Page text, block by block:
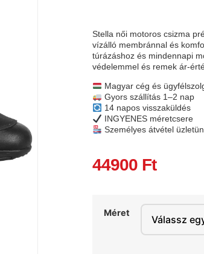
Stella női motoros csizma
vízálló membránnal és
túrázáshoz és mindennapi
védelemmel és remek ár-
Magyar cég és
Gyors szállítás 1–2 nap
14 napos visszaküldés
INGYENES méretcsere
Személyes átvétel
44900 Ft
Méret